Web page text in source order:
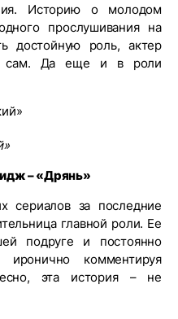
Историю о молодом
прослушивания на
достойную роль, актер
сам. Да еще и в роли
– «Дрянь»
сериалов за последние
главной роли. Ее
подруге и постоянно
комментируя
эта история – не